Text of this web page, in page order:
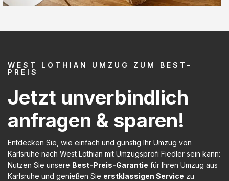
WEST LOTHIAN UMZUG ZUM BEST-
PREIS
Jetzt unverbindlich
anfragen & sparen!
Entdecken Sie, wie einfach und günstig Ihr Umzug von
Karlsruhe nach West Lothian mit Umzugsprofi Fiedler sein kann:
Nutzen Sie unsere Best-Preis-Garantie für Ihren Umzug aus
Karlsruhe und genießen Sie erstklassigen Service zu